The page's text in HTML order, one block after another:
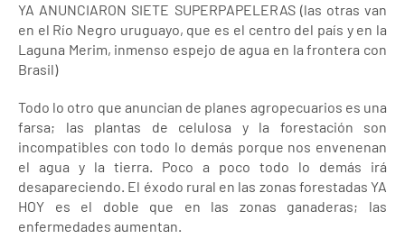
YA ANUNCIARON SIETE SUPERPAPELERAS (las otras van
en el Río Negro uruguayo, que es el centro del país y en la
Laguna Merim, inmenso espejo de agua en la frontera con
Brasil)
Todo lo otro que anuncian de planes agropecuarios es una
farsa; las plantas de celulosa y la forestación son
incompatibles con todo lo demás porque nos envenenan
el agua y la tierra. Poco a poco todo lo demás irá
desapareciendo. El éxodo rural en las zonas forestadas YA
HOY es el doble que en las zonas ganaderas; las
enfermedades aumentan.